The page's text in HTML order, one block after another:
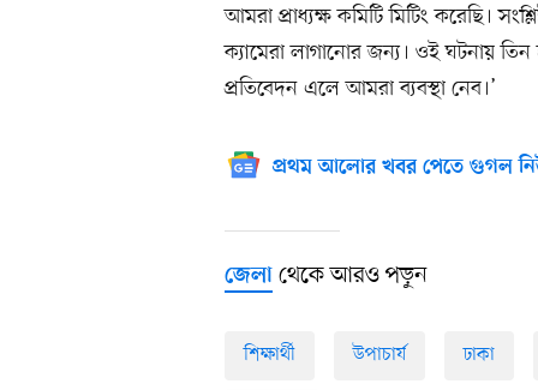
আমরা প্রাধ্যক্ষ কমিটি মিটিং করেছি।
ক্যামেরা লাগানোর জন্য। ওই ঘটনায়
প্রতিবেদন এলে আমরা ব্যবস্থা নেব।’
প্রথম আলোর খবর পেতে গুগল
জেলা থেকে আরও পড়ুন
শিক্ষার্থী উপাচার্য ঢাকা